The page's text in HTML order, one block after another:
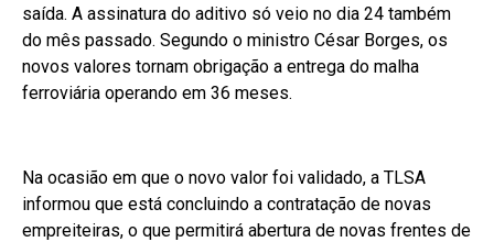
saída. A assinatura do aditivo só veio no dia 24 também
do mês passado. Segundo o ministro César Borges, os
novos valores tornam obrigação a entrega do malha
ferroviária operando em 36 meses.
Na ocasião em que o novo valor foi validado, a TLSA
informou que está concluindo a contratação de novas
empreiteiras, o que permitirá abertura de novas frentes de